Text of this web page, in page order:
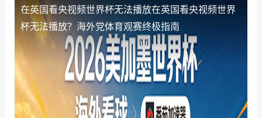
在英国看央视频世界杯无法播放在英国看央视频世界
杯无法播放？海外党体育观赛终极指南